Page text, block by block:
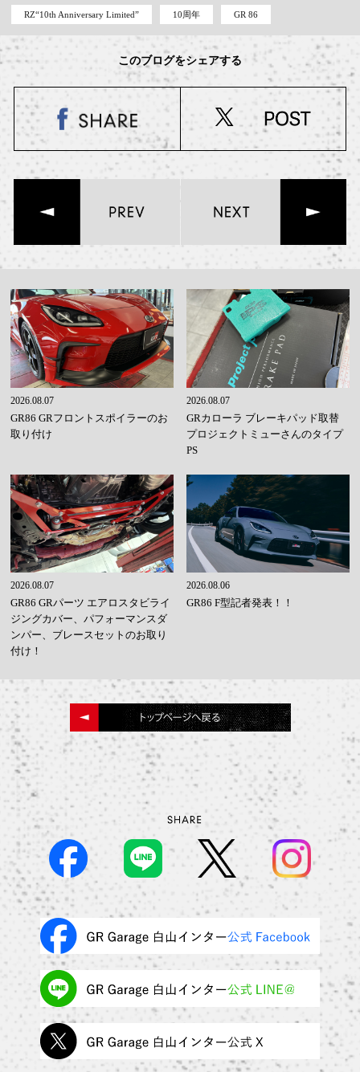
RZ“10th Anniversary Limited” 10周年 GR 86
このブログをシェアする
2026.08.07
GR86 GRフロントスポイラーのお
取り付け
2026.08.07
GRカローラ ブレーキパッド取替
プロジェクトミューさんのタイプ
PS
2026.08.07
GR86 GRパーツ エアロスタビライ
ジングカバー、パフォーマンスダ
ンパー、ブレースセットのお取り
付け！
2026.08.06
GR86 F型記者発表！！